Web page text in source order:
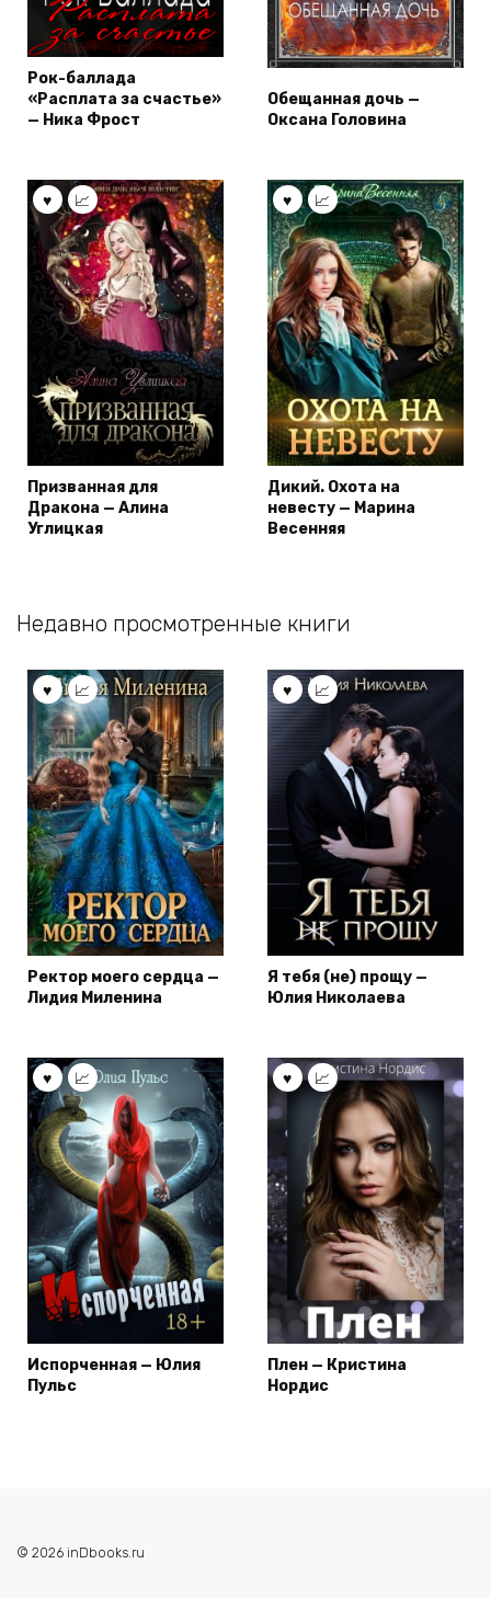
Рок-баллада
«Расплата за счастье»
— Ника Фрост
Обещанная дочь —
Оксана Головина
Призванная для
Дракона — Алина
Углицкая
Дикий. Охота на
невесту — Марина
Весенняя
Недавно просмотренные книги
Ректор моего сердца —
Лидия Миленина
Я тебя (не) прощу —
Юлия Николаева
Испорченная — Юлия
Пульс
Плен — Кристина
Нордис
© 2026 inDbooks.ru